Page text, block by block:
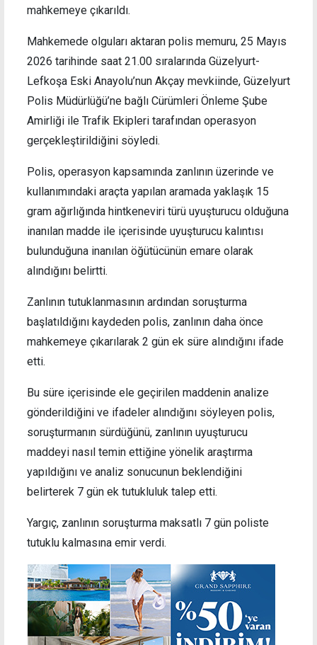
mahkemeye çıkarıldı.
Mahkemede olguları aktaran polis memuru, 25 Mayıs
2026 tarihinde saat 21.00 sıralarında Güzelyurt-
Lefkoşa Eski Anayolu’nun Akçay mevkiinde, Güzelyurt
Polis Müdürlüğü’ne bağlı Cürümleri Önleme Şube
Amirliği ile Trafik Ekipleri tarafından operasyon
gerçekleştirildiğini söyledi.
Polis, operasyon kapsamında zanlının üzerinde ve
kullanımındaki araçta yapılan aramada yaklaşık 15
gram ağırlığında hintkeneviri türü uyuşturucu olduğuna
inanılan madde ile içerisinde uyuşturucu kalıntısı
bulunduğuna inanılan öğütücünün emare olarak
alındığını belirtti.
Zanlının tutuklanmasının ardından soruşturma
başlatıldığını kaydeden polis, zanlının daha önce
mahkemeye çıkarılarak 2 gün ek süre alındığını ifade
etti.
Bu süre içerisinde ele geçirilen maddenin analize
gönderildiğini ve ifadeler alındığını söyleyen polis,
soruşturmanın sürdüğünü, zanlının uyuşturucu
maddeyi nasıl temin ettiğine yönelik araştırma
yapıldığını ve analiz sonucunun beklendiğini
belirterek 7 gün ek tutukluluk talep etti.
Yargıç, zanlının soruşturma maksatlı 7 gün poliste
tutuklu kalmasına emir verdi.